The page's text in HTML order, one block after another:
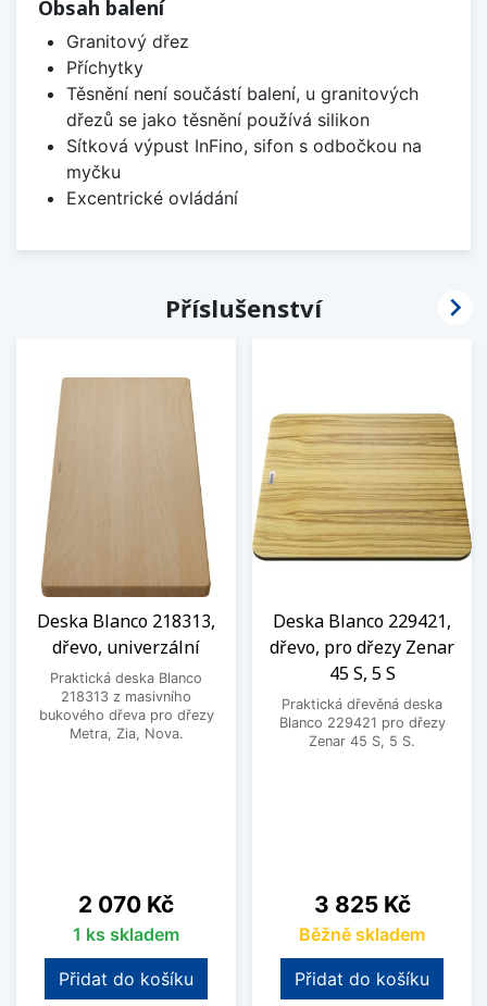
Obsah balení
Granitový dřez
Příchytky
Těsnění není součástí balení, u granitových
dřezů se jako těsnění používá silikon
Sítková výpust InFino, sifon s odbočkou na
myčku
Excentrické ovládání
Příslušenství
Deska Blanco 218313,
dřevo, univerzální
Praktická deska Blanco
218313 z masivního
bukového dřeva pro dřezy
Metra, Zia, Nova.
Cena
2 070 Kč
1 ks skladem
Přidat do košíku
Deska Blanco 229421,
dřevo, pro dřezy Zenar
45 S, 5 S
Praktická dřevěná deska
Blanco 229421 pro dřezy
Zenar 45 S, 5 S.
Cena
3 825 Kč
Běžně skladem
Přidat do košíku
